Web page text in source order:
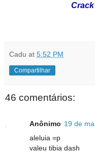
Cadu at 5:52 PM
Compartilhar
46 comentários:
Anônimo 19 de
aleluia =p
valeu tibia dash